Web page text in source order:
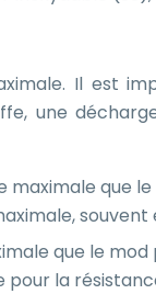
Il est
une
maximale que
souvent
que le
pour la